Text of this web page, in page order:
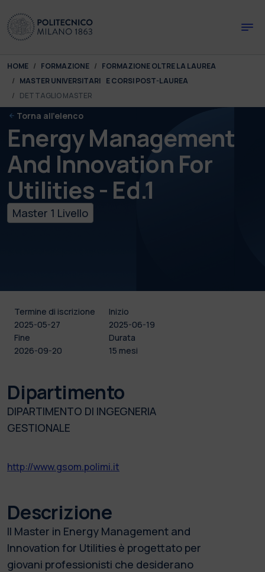
You are here:
HOME FORMAZIONE
FORMAZIONE OLTRE LA LAUREA
MASTER UNIVERSITARI E CORSI POST-LAUREA
DETTAGLIO MASTER
Torna all'elenco
Energy Management
And Innovation For
Utilities - Ed.1
Master 1 Livello
Termine di iscrizione
2025-05-27
Inizio
2025-06-19
Fine
2026-09-20
Durata
15 mesi
Dipartimento
DIPARTIMENTO DI INGEGNERIA
GESTIONALE
http://www.gsom.polimi.it
Descrizione
Il Master in Energy Management and
Innovation for Utilities è progettato per
giovani professionisti che desiderano